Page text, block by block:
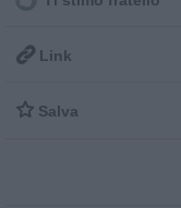
 Link
 Salva